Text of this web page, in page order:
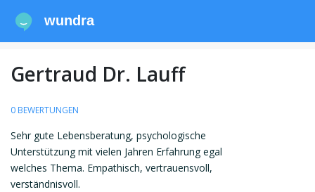
wundra
Gertraud Dr. Lauff
0 BEWERTUNGEN
Sehr gute Lebensberatung, psychologische
Unterstützung mit vielen Jahren Erfahrung egal
welches Thema. Empathisch, vertrauensvoll,
verständnisvoll.